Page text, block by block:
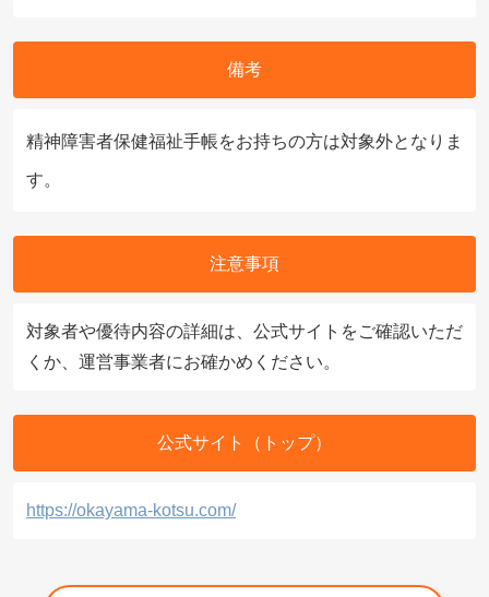
備考
精神障害者保健福祉手帳をお持ちの方は対象外となりま
す。
注意事項
対象者や優待内容の詳細は、公式サイトをご確認いただ
くか、運営事業者にお確かめください。
公式サイト（トップ）
https://okayama-kotsu.com/